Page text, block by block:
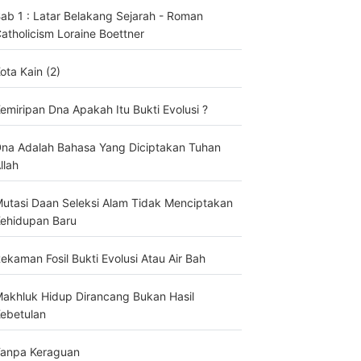
1 : Latar Belakang Sejarah - Roman
Loraine Boettner
Kain (2)
Dna Apakah Itu Bukti Evolusi ?
Adalah Bahasa Yang Diciptakan Tuhan
Daan Seleksi Alam Tidak Menciptakan
Baru
Fosil Bukti Evolusi Atau Air Bah
Hidup Dirancang Bukan Hasil
Keraguan